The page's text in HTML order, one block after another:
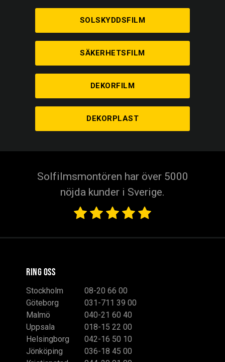
SOLSKYDDSFILM
SÄKERHETSFILM
DEKORFILM
DEKORPLAST
Solfilmsmontören har över 5000
nöjda kunder i Sverige.
RING OSS
Stockholm
08-20 66 00
Göteborg
031-711 39 00
Malmö
040-21 60 40
Uppsala
018-15 22 00
Helsingborg
042-16 50 10
Jönköping
036-18 45 00